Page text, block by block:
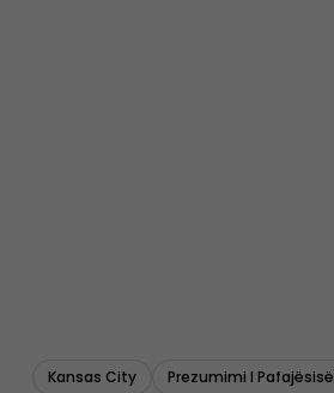
Kansas City Prezumimi I Pafajësisë